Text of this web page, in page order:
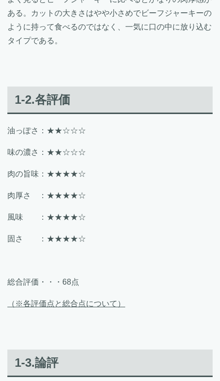
ある。カットの大きさはやや小さめでビーフジャーキーの
ように持って食べるのではなく、一気に口の中に放り込む
タイプである。
1-2.各評価
油っぽさ：★★☆☆☆
味の濃さ：★★☆☆☆
肉の旨味：★★★★☆
肉厚さ ：★★★★☆
風味 ：★★★★☆
固さ ：★★★★☆
総合評価・・・68点
（※各評価点と総合点について）
1-3.論評